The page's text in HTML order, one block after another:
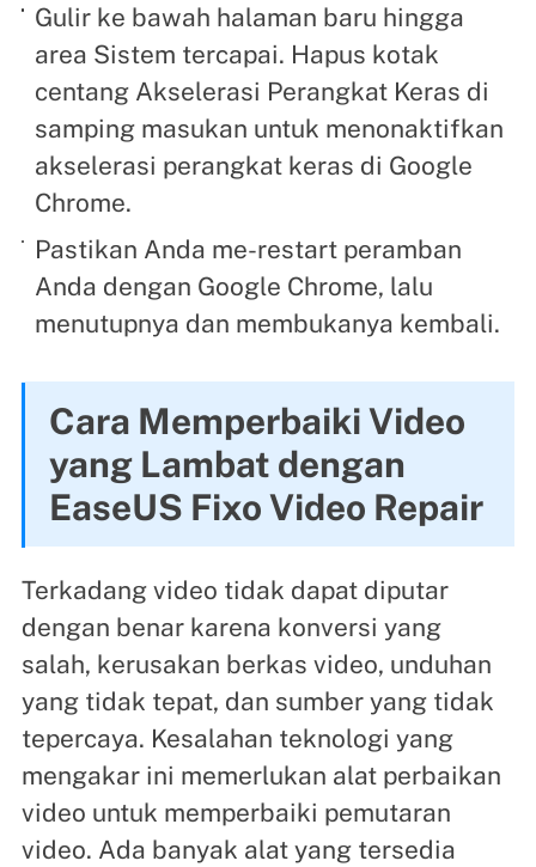
Gulir ke bawah halaman baru hingga
area Sistem tercapai. Hapus kotak
centang Akselerasi Perangkat Keras di
samping masukan untuk menonaktifkan
akselerasi perangkat keras di Google
Chrome.
Pastikan Anda me-restart peramban
Anda dengan Google Chrome, lalu
menutupnya dan membukanya kembali.
Cara Memperbaiki Video
yang Lambat dengan
EaseUS Fixo Video Repair
Terkadang video tidak dapat diputar
dengan benar karena konversi yang
salah, kerusakan berkas video, unduhan
yang tidak tepat, dan sumber yang tidak
tepercaya. Kesalahan teknologi yang
mengakar ini memerlukan alat perbaikan
video untuk memperbaiki pemutaran
video. Ada banyak alat yang tersedia